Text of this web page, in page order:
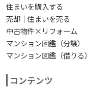
住まいを購入する
売却｜住まいを売る
中古物件×リフォーム
マンション図鑑（分譲）
マンション図鑑（借りる）
コンテンツ